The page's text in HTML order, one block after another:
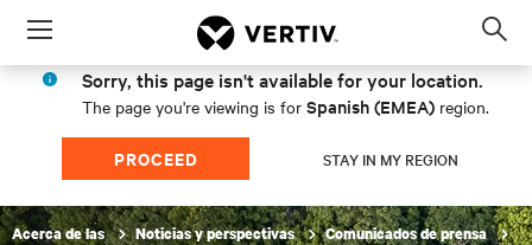
Menu
Sorry, this page isn't available for your location.
The page you're viewing is for Spanish (EMEA) region.
PROCEED STAY IN MY REGION
Acerca de las Noticias y perspectivas Comunicados de prensa